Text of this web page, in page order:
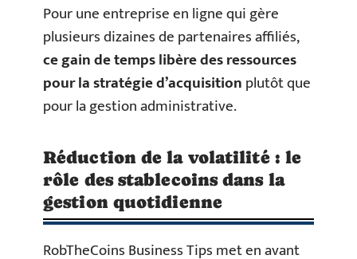
Pour une entreprise en ligne qui gère
plusieurs dizaines de partenaires affiliés,
ce gain de temps libère des ressources
pour la stratégie d’acquisitionplutôt que
pour la gestion administrative.
Réduction de la volatilité : le
rôle des stablecoins dans la
gestion quotidienne
RobTheCoins Business Tips met en avant